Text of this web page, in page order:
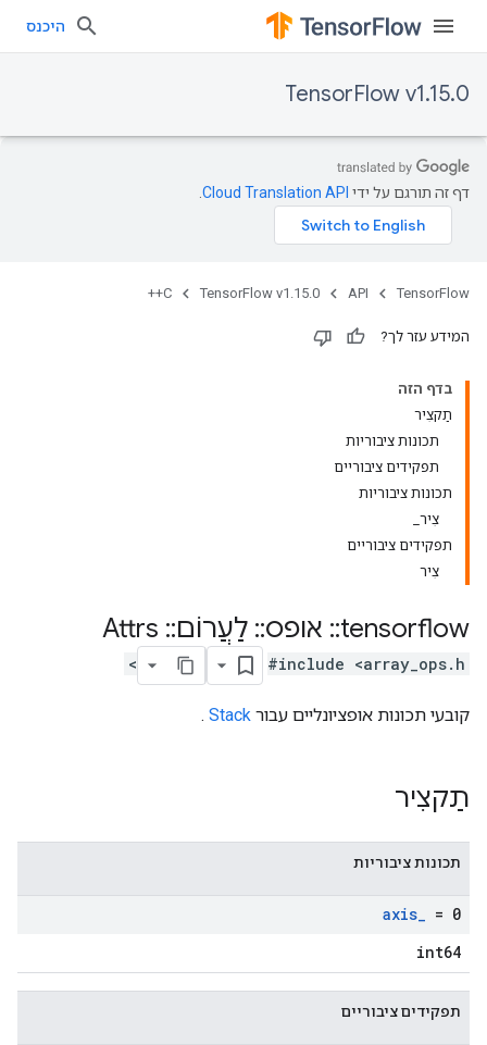
היכנס
TensorFlow v1.15.0
דף זה תורגם על ידי Cloud Translation API
TensorFlow
API
TensorFlow v1.15.0
C++
המידע עזר לך?
בדף הזה
תַקצִיר
תכונות ציבוריות
תפקידים ציבוריים
תכונות ציבוריות
צִיר_
תפקידים ציבוריים
צִיר
tensorflow
:: אופס:: לַעֲרוֹם::
#include <array_ops.h>
קובעי תכונות אופציונליים עבור Stack
.
תַקצִיר
תכונות ציבוריות
axis_ = 0
int64
תפקידים ציבוריים